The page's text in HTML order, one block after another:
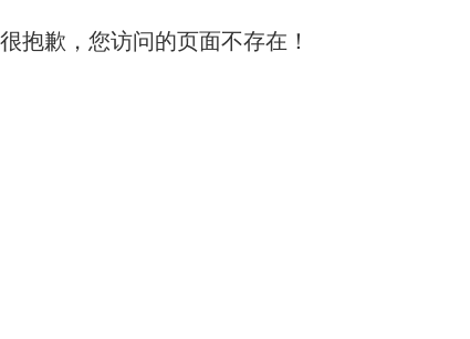
很抱歉，您访问的页面不存在！